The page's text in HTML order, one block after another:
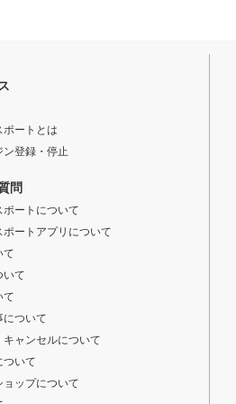
ポートとは
ン登録・停止
問
ートについて
ポートアプリについて
て
いて
て
について
キャンセルについて
ついて
ョップについて